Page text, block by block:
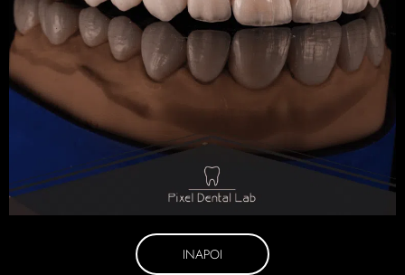
INAPOI